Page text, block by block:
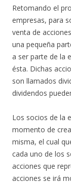
Retomando el
empresas, para
venta de
una pequeña
a ser parte de la
ésta. Dichas
son llamados
dividendos
Los socios de la
momento de
misma, el cual
cada uno de los
acciones que
acciones se irá